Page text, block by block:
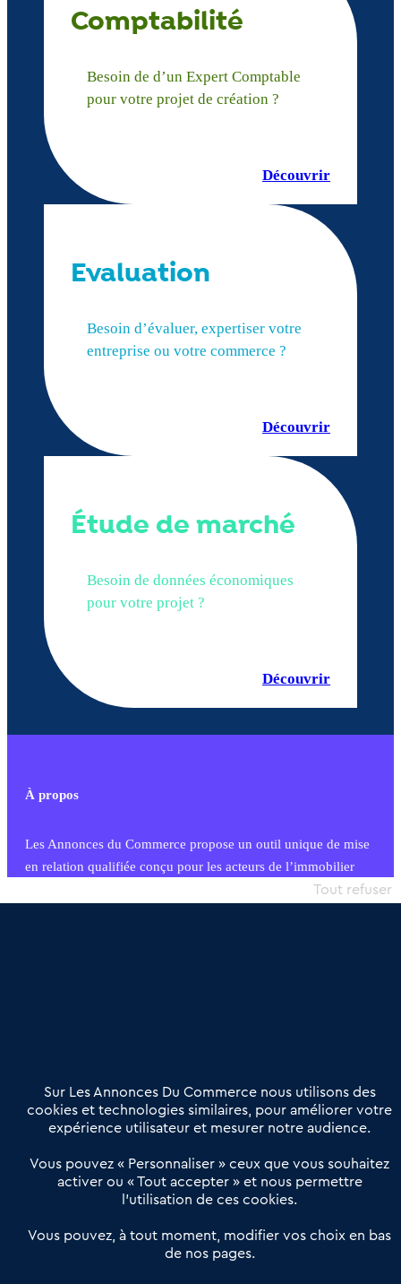
Comptabilité
Besoin de d’un Expert Comptable
pour votre projet de création ?
Découvrir
Evaluation
Besoin d’évaluer, expertiser votre
entreprise ou votre commerce ?
Découvrir
Étude de marché
Besoin de données économiques
pour votre projet ?
Découvrir
À propos
Les Annonces du Commerce propose un outil unique de mise
en relation qualifiée conçu pour les acteurs de l’immobilier
commercial et les collectivités territoriales, simple et intégrant
Offres Pro
Actualités
Qui sommes nous ?
Derniers articles
Réseau 3C : un partenaire national dédié aux transactions
Petitscommerces : Un partenariat au service du commerce de
proximité et des territoires
Sur Les Annonces Du Commerce nous utilisons des
cookies et technologies similaires, pour améliorer votre
expérience utilisateur et mesurer notre audience.
Vous pouvez « Personnaliser » ceux que vous souhaitez
activer ou « Tout accepter » et nous permettre
l’utilisation de ces cookies.
Vous pouvez, à tout moment, modifier vos choix en bas
de nos pages.
Tout refuser